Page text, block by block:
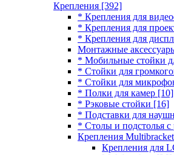
Крепления [392]
* Крепления для
* Крепления для
* Крепления для
Монтажные
* Мобильные стойки
* Стойки для
* Стойки для
* Полки для камер [10]
* Рэковые стойки [16]
* Подставки для
* Столы и подстолья с
Крепления
Крепления для